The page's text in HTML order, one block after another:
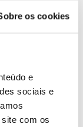
os cookies
e
sociais e
com os
da
pandemia de